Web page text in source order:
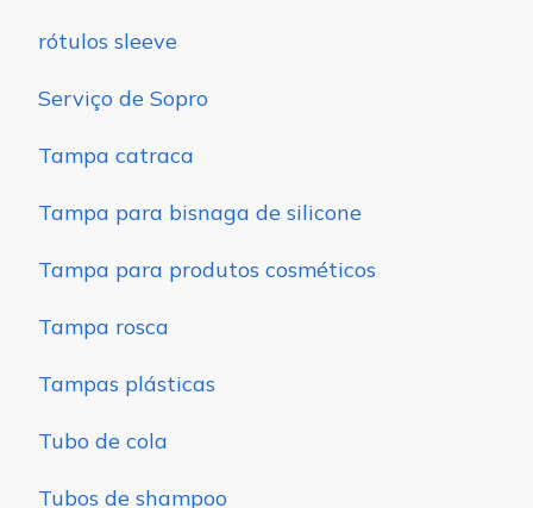
rótulos sleeve
Serviço de Sopro
Tampa catraca
Tampa para bisnaga de silicone
Tampa para produtos cosméticos
Tampa rosca
Tampas plásticas
Tubo de cola
Tubos de shampoo